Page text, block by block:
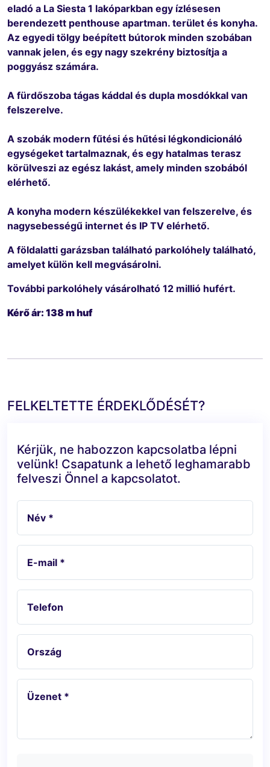
eladó a La Siesta 1 lakóparkban egy ízlésesen
berendezett penthouse apartman. terület és konyha.
Az egyedi tölgy beépített bútorok minden szobában
vannak jelen, és egy nagy szekrény biztosítja a
poggyász számára.
A fürdőszoba tágas káddal és dupla mosdókkal van
felszerelve.
A szobák modern fűtési és hűtési légkondicionáló
egységeket tartalmaznak, és egy hatalmas terasz
körülveszi az egész lakást, amely minden szobából
elérhető.
A konyha modern készülékekkel van felszerelve, és
nagysebességű internet és IP TV elérhető.
A földalatti garázsban található parkolóhely található,
amelyet külön kell megvásárolni.
További parkolóhely vásárolható 12 millió hufért.
Kérő ár: 138 m huf
FELKELTETTE ÉRDEKLŐDÉSÉT?
Kérjük, ne habozzon kapcsolatba lépni
velünk! Csapatunk a lehető leghamarabb
felveszi Önnel a kapcsolatot.
Név *
E-mail *
Telefon
Ország
Üzenet *